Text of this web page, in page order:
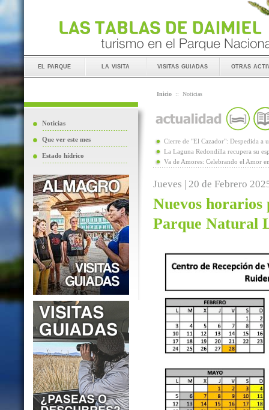
el parque la visita visitas guiadas otras
Noticias
Que ver este mes
Estado hídrico
Inicio :: Noticias
Cierre de "El Cazador": Despedida a
La Laguna Redondilla recupera su
Va de Amores: Celebrando el Amor
Jueves | 20 de Febrero
Nuevos horarios
Parque Natural